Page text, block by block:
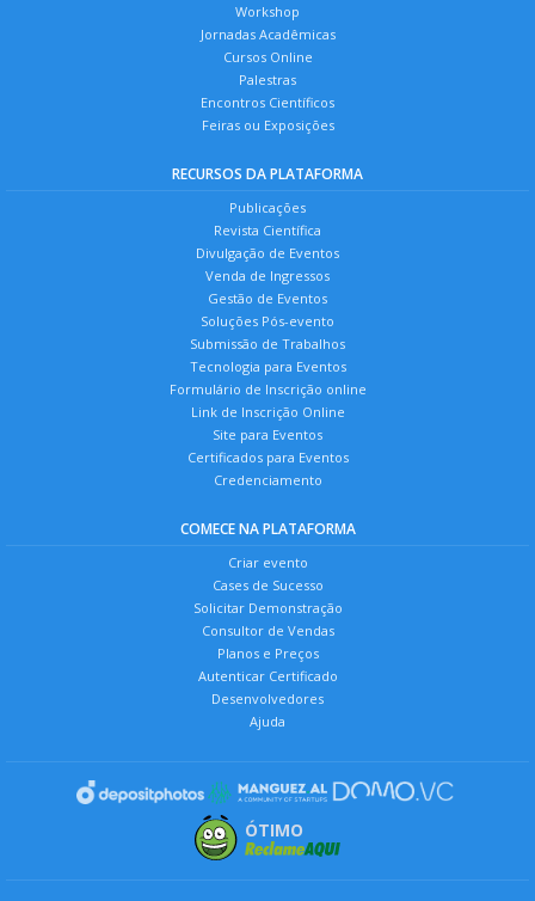
Workshop
Jornadas Acadêmicas
Cursos Online
Palestras
Encontros Científicos
Feiras ou Exposições
RECURSOS DA PLATAFORMA
Publicações
Revista Científica
Divulgação de Eventos
Venda de Ingressos
Gestão de Eventos
Soluções Pós-evento
Submissão de Trabalhos
Tecnologia para Eventos
Formulário de Inscrição online
Link de Inscrição Online
Site para Eventos
Certificados para Eventos
Credenciamento
COMECE NA PLATAFORMA
Criar evento
Cases de Sucesso
Solicitar Demonstração
Consultor de Vendas
Planos e Preços
Autenticar Certificado
Desenvolvedores
Ajuda
ÓTIMO